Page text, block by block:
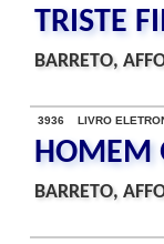
TRISTE
BARRETO,
3936 LIVRO
HOMEM
BARRETO,